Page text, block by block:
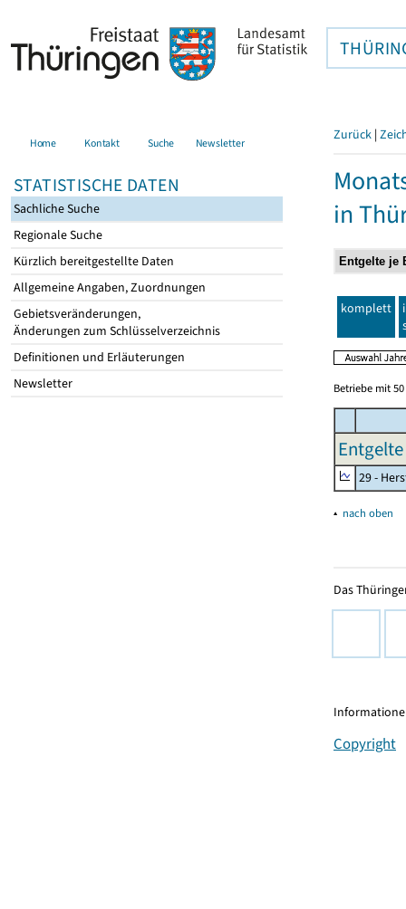
Home Kontakt Suche Newsletter
STATISTISCHE DATEN
Sachliche Suche
Regionale Suche
Kürzlich bereitgestellte Daten
Allgemeine Angaben, Zuordnungen
Gebietsveränderungen,
Änderungen zum Schlüsselverzeichnis
Definitionen und Erläuterungen
Newsletter
Zurück |
in
komplett
Betriebe mit
29 -
▴ nach oben
Das
Copyright